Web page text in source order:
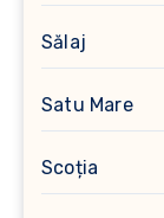
Sălaj
Satu Mare
Scoția